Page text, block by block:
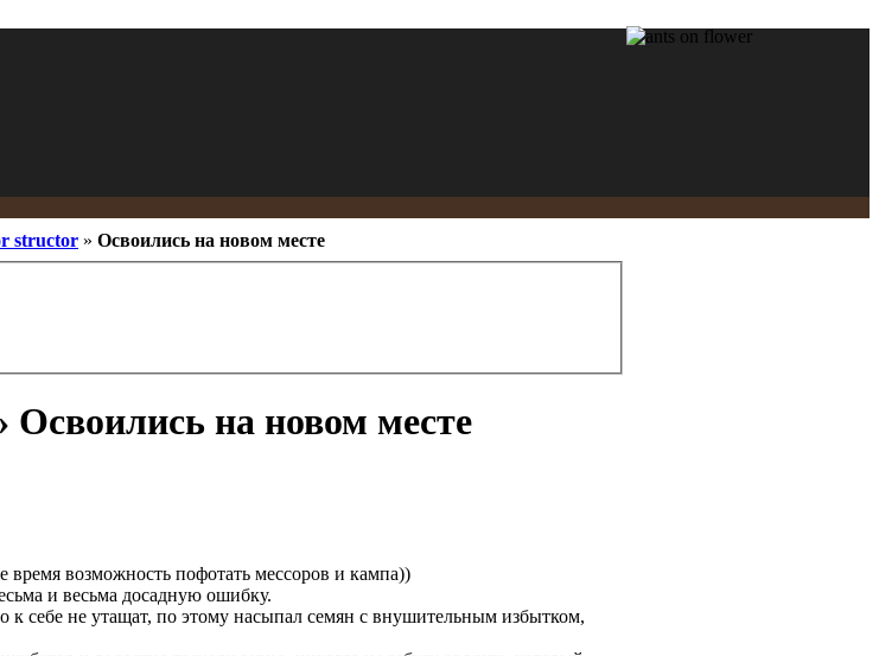
structor » Освоились на новом месте
Освоились на новом месте
время возможность пофотать мессоров и кампа))
и весьма досадную ошибку.
себе не утащат, по этому насыпал семян с внушительным избытком,